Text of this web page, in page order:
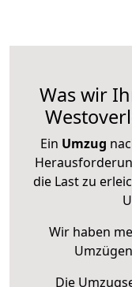
Was wir
Ein Umzug
die Last zu
Wir haben
Die